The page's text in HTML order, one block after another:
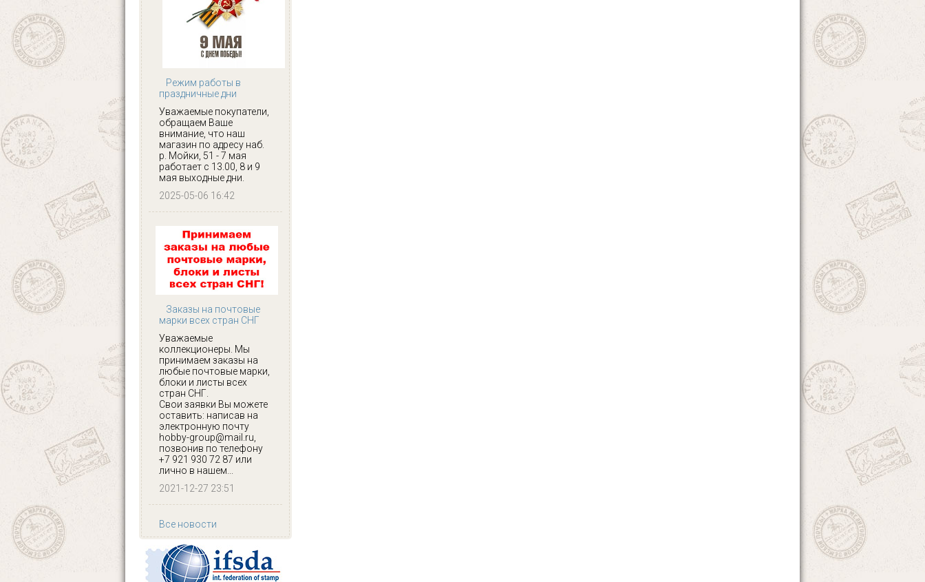
Режим работы в
праздничные дни
Уважаемые покупатели,
обращаем Ваше
внимание, что наш
магазин по адресу наб.
р. Мойки, 51 - 7 мая
работает с 13.00, 8 и 9
мая выходные дни.
2025-05-06 16:42
Заказы на почтовые
марки всех стран СНГ
Уважаемые
коллекционеры. Мы
принимаем заказы на
любые почтовые марки,
блоки и листы всех
стран СНГ.
Свои заявки Вы можете
оставить: написав на
электронную почту
hobby-group@mail.ru,
позвонив по телефону
+7 921 930 72 87 или
лично в нашем...
2021-12-27 23:51
Все новости